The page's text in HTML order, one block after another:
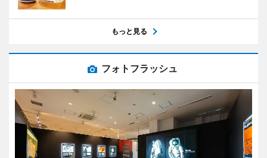
もっと見る
フォトフラッシュ